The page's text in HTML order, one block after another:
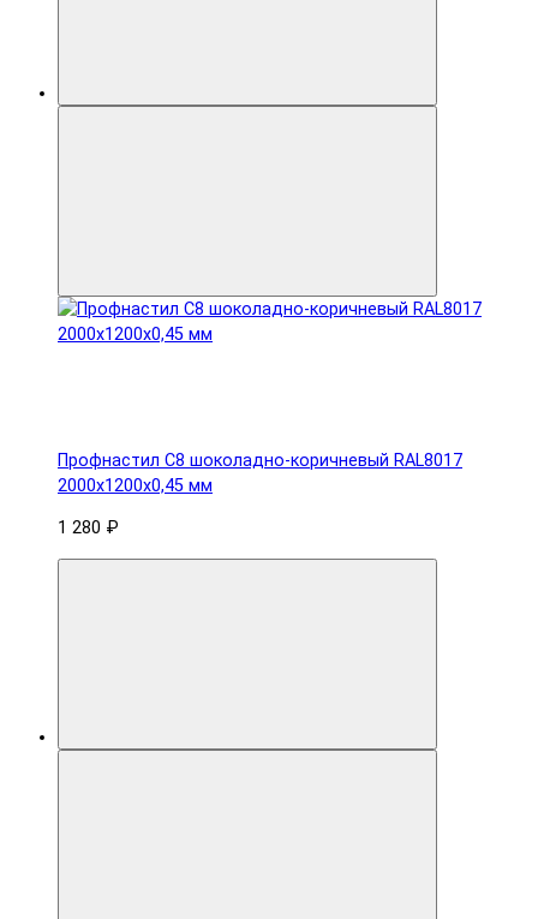
Профнастил С8 шоколадно-коричневый RAL8017
2000х1200х0,45 мм
1 280 ₽